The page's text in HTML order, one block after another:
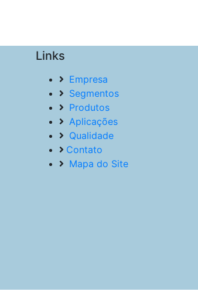
Links
Empresa
Segmentos
Produtos
Aplicações
Qualidade
Contato
Mapa do Site